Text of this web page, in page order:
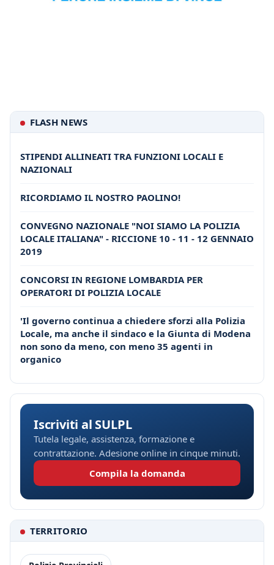
FLASH NEWS
STIPENDI ALLINEATI TRA FUNZIONI LOCALI E
NAZIONALI
RICORDIAMO IL NOSTRO PAOLINO!
CONVEGNO NAZIONALE "NOI SIAMO LA POLIZIA
LOCALE ITALIANA" - RICCIONE 10 - 11 - 12 GENNAIO
2019
CONCORSI IN REGIONE LOMBARDIA PER
OPERATORI DI POLIZIA LOCALE
'Il governo continua a chiedere sforzi alla Polizia
Locale, ma anche il sindaco e la Giunta di Modena
non sono da meno, con meno 35 agenti in
organico
Iscriviti al SULPL
Tutela legale, assistenza, formazione e
contrattazione. Adesione online in cinque minuti.
Compila la domanda
TERRITORIO